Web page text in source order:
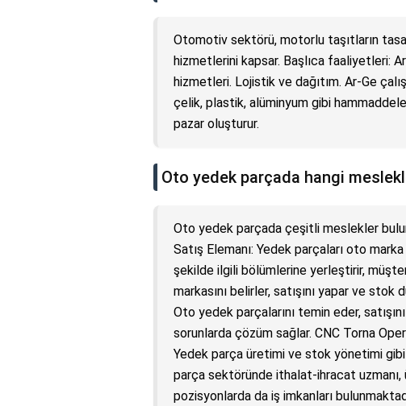
Otomotiv sektörü, motorlu taşıtların
hizmetlerini kapsar. Başlıca faaliyetleri:
hizmetleri. Lojistik ve dağıtım. Ar-Ge
çelik, plastik, alüminyum gibi
pazar oluşturur.
Oto yedek parçada hangi
Oto yedek parçada çeşitli meslekler
Satış Elemanı: Yedek parçaları oto
şekilde ilgili bölümlerine yerleştirir,
markasını belirler, satışını yapar ve
Oto yedek parçalarını temin eder,
sorunlarda çözüm sağlar. CNC Torna
Yedek parça üretimi ve stok yönetimi
parça sektöründe ithalat-ihracat uzmanı,
pozisyonlarda da iş imkanları